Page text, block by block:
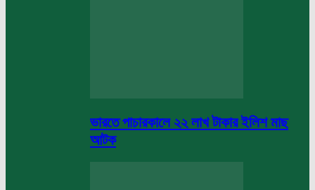
ভারতে পাচারকালে ২২ লাখ টাকার ইলিশ মাছ
আটক